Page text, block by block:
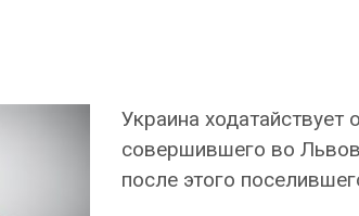
Украина
совершившего во
после этого